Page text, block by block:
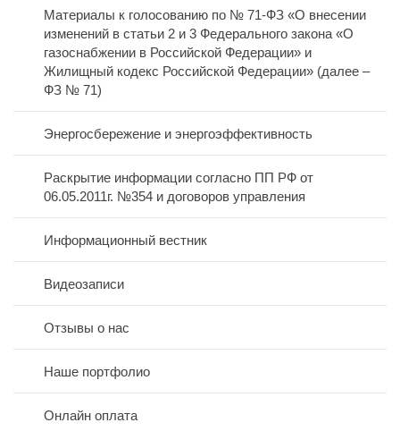
Лицензия
Дислокация по участкам
Вакансии
Открытые конкурсы
Политика персональных данных
Контакты
Материалы к голосованию по № 71-ФЗ «О внесении
изменений в статьи 2 и 3 Федерального закона «О
газоснабжении в Российской Федерации» и
Жилищный кодекс Российской Федерации» (далее –
ФЗ № 71)
Энергосбережение и энергоэффективность
Раскрытие информации согласно ПП РФ от
06.05.2011г. №354 и договоров управления
Информационный вестник
Видеозаписи
Отзывы о нас
Наше портфолио
Онлайн оплата